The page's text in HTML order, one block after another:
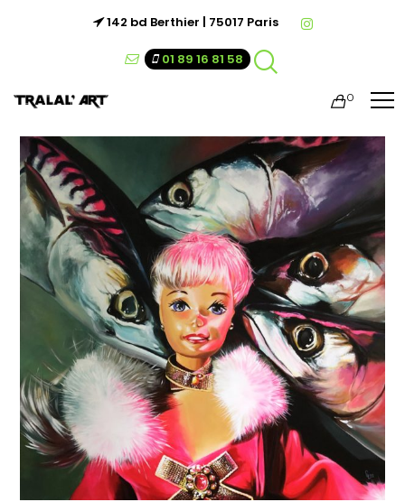
142 bd Berthier | 75017 Paris
01 89 16 81 58
0